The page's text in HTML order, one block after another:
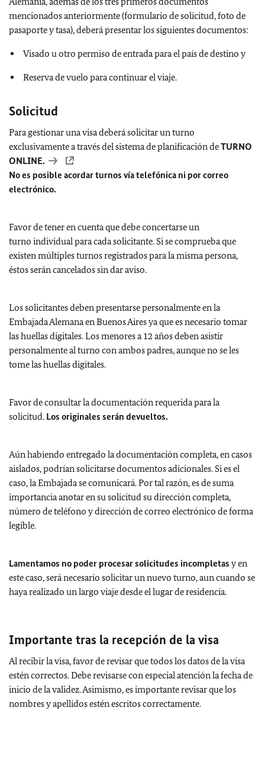
mencionados anteriormente (formulario de solicitud, foto de
pasaporte y tasa), deberá presentar los siguientes documentos:
Visado u otro permiso de entrada para el país de destino y
Reserva de vuelo para continuar el viaje.
Solicitud
Para gestionar una visa deberá solicitar un turno
exclusivamente a través del sistema de planificación deTURNO
ONLINE.
No es posible acordar turnos vía telefónica ni por correo
electrónico.
Favor de tener en cuenta que debe concertarse un
turno individual para cada solicitante. Si se comprueba que
existen múltiples turnos registrados para la misma persona,
éstos serán cancelados sin dar aviso.
Los solicitantes deben presentarse personalmente en la
Embajada Alemana en Buenos Aires ya que es necesario tomar
las huellas digitales. Los menores a 12 años deben asistir
personalmente al turno con ambos padres, aunque no se les
tome las huellas digitales.
Favor de consultar la documentación requerida para la
solicitud. Los originales serán devueltos.
Aún habiendo entregado la documentación completa, en casos
aislados, podrían solicitarse documentos adicionales. Si es el
caso, la Embajada se comunicará. Por tal razón, es de suma
importancia anotar en su solicitud su dirección completa,
número de teléfono y dirección de correo electrónico de forma
legible.
Lamentamos no poder procesar solicitudes incompletas y en
este caso, será necesario solicitar un nuevo turno, aun cuando se
haya realizado un largo viaje desde el lugar de residencia.
Importante tras la recepción de la visa
Al recibir la visa, favor de revisar que todos los datos de la visa
estén correctos. Debe revisarse con especial atención la fecha de
inicio de la validez. Asimismo, es importante revisar que los
nombres y apellidos estén escritos correctamente.